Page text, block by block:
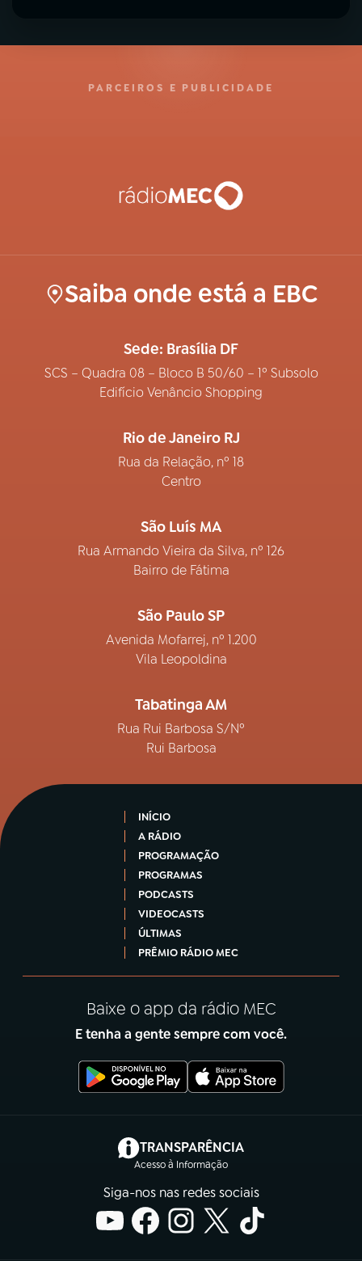
PARCEIROS E PUBLICIDADE
Saiba onde está a EBC
Sede: Brasília DF
SCS – Quadra 08 – Bloco B 50/60 – 1º Subsolo
Edifício Venâncio Shopping
Rio de Janeiro RJ
Rua da Relação, nº 18
Centro
São Luís MA
Rua Armando Vieira da Silva, nº 126
Bairro de Fátima
São Paulo SP
Avenida Mofarrej, nº 1.200
Vila Leopoldina
Tabatinga AM
Rua Rui Barbosa S/Nº
Rui Barbosa
INÍCIO
A RÁDIO
PROGRAMAÇÃO
PROGRAMAS
PODCASTS
VIDEOCASTS
ÚLTIMAS
PRÊMIO RÁDIO MEC
Baixe o app da rádio MEC
E tenha a gente sempre com você.
TRANSPARÊNCIA
Acesso à Informação
(abre em nova aba)
Siga-nos nas redes sociais